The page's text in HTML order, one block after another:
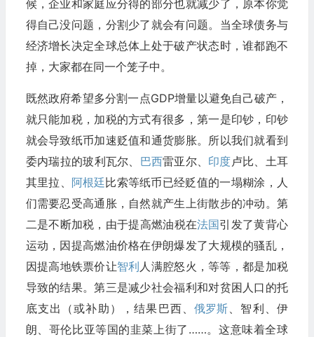
候，企业和家庭应分得的部分也就减少了，原本你觉
得自己没问题，分割少了就会有问题。当全球债务与
经济增长决定全球总体上处于破产状态时，谁都跑不
掉，大家都在同一个笼子中。
既然政府希望多分割一点GDP增量以避免自己破产，
就只能加税，加税的方式有很多，第一是印钞，印钞
就会导致纸币加速贬值和通货膨胀。所以我们就看到
委内瑞拉的玻利瓦尔、 巴西雷亚尔、 印度卢比、土耳
其里拉、 阿根廷比索等纸币已经贬值的一塌糊涂，人
们需要忍受高通胀，自然就产生上街散步的冲动。第
二是不断加税，由于提高燃油税在法国引发了黄背心
运动，因提高燃油价格在伊朗爆发了大规模的骚乱，
因提高地铁票价让智利 人满腔怒火，等等，都是加税
导致的结果。第三是减少社会福利和对贫困人口的托
底支出（或补助），结果巴西、俄罗斯 、智利、伊
朗、哥伦比亚等国的韭菜上街了……。这意味着全球